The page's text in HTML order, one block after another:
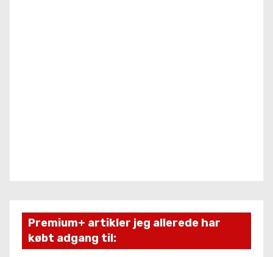
Premium+ artikler jeg allerede har
købt adgang til: